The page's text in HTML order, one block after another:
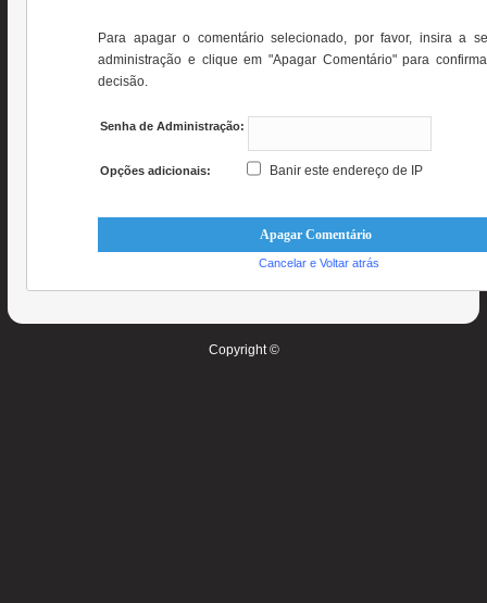
Para apagar o comentário selecionado, por favor, insira a
administração e clique em "Apagar Comentário" para
decisão.
Senha de Administração:
Opções adicionais: Banir este endereço de IP
Cancelar e Voltar atrás
Copyright ©